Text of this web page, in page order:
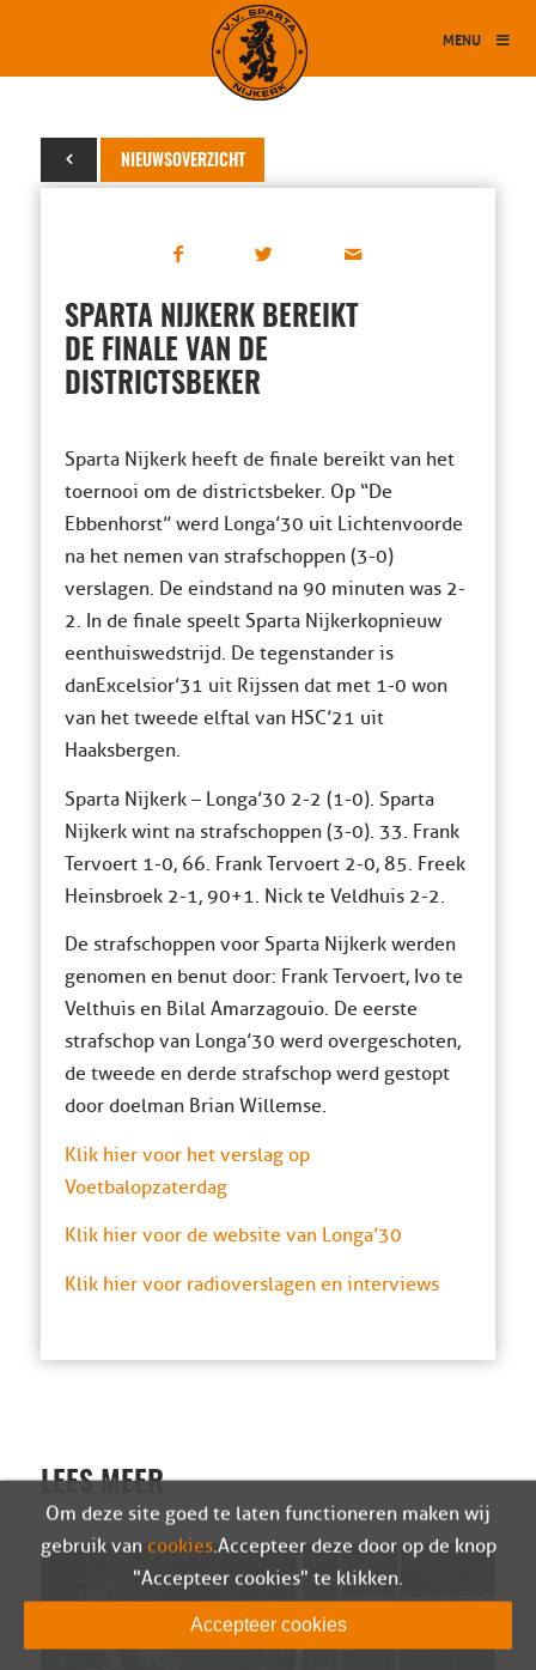
MENU
NIEUWSOVERZICHT
28 april 2015
SPARTA NIJKERK BEREIKT
DE FINALE VAN DE
DISTRICTSBEKER
Sparta Nijkerk heeft de finale bereikt van het
toernooi om de districtsbeker. Op “De
Ebbenhorst” werd Longa’30 uit Lichtenvoorde
na het nemen van strafschoppen (3-0)
verslagen. De eindstand na 90 minuten was 2-
2. In de finale speelt Sparta Nijkerk opnieuw
een thuiswedstrijd. De tegenstander is
dan Excelsior’31 uit Rijssen dat met 1-0 won
van het tweede elftal van HSC’21 uit
Haaksbergen.
Sparta Nijkerk – Longa’30 2-2 (1-0). Sparta
Nijkerk wint na strafschoppen (3-0). 33. Frank
Tervoert 1-0, 66. Frank Tervoert 2-0, 85. Freek
Heinsbroek 2-1, 90+1. Nick te Veldhuis 2-2.
De strafschoppen voor Sparta Nijkerk werden
genomen en benut door: Frank Tervoert, Ivo te
Velthuis en Bilal Amarzagouio. De eerste
strafschop van Longa’30 werd overgeschoten,
de tweede en derde strafschop werd gestopt
door doelman Brian Willemse.
Klik hier voor het verslag op
Voetbalopzaterdag
Klik hier voor de website van Longa’30
Klik hier voor radioverslagen en interviews
LEES MEER
Om deze site goed te laten functioneren maken wij
gebruik van cookies. Accepteer deze door op de knop
"Accepteer cookies" te klikken.
Accepteer cookies